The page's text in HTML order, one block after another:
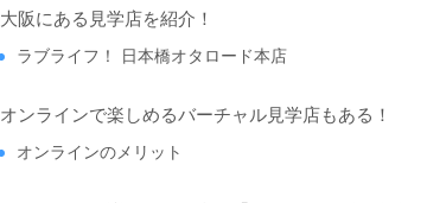
大阪にある見学店を紹介！
ラブライフ！ 日本橋オタロード本店
オンラインで楽しめるバーチャル見学店もある！
オンラインのメリット